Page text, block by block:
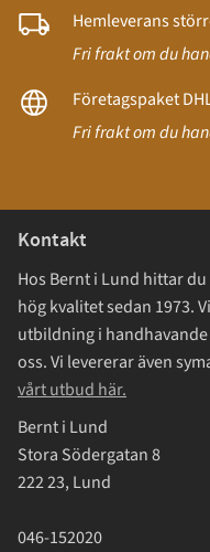
Hemleverans
Fri frakt om du
Företagspaket
Fri frakt om du
Kontakt
Hos Bernt i Lund hittar
hög kvalitet sedan 1973.
utbildning i
oss. Vi levererar även
vårt utbud här.
Bernt i Lund
Stora Södergatan 8
222 23, Lund
046-152020